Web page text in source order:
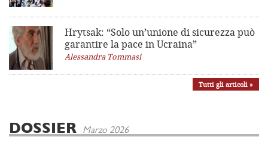
Hrytsak: “Solo un’unione di sicurezza può
garantire la pace in Ucraina”
Alessandra Tommasi
Tutti gli articoli »
DOSSIER Marzo 2026